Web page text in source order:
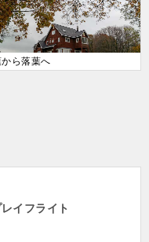
から落葉へ
イフライト